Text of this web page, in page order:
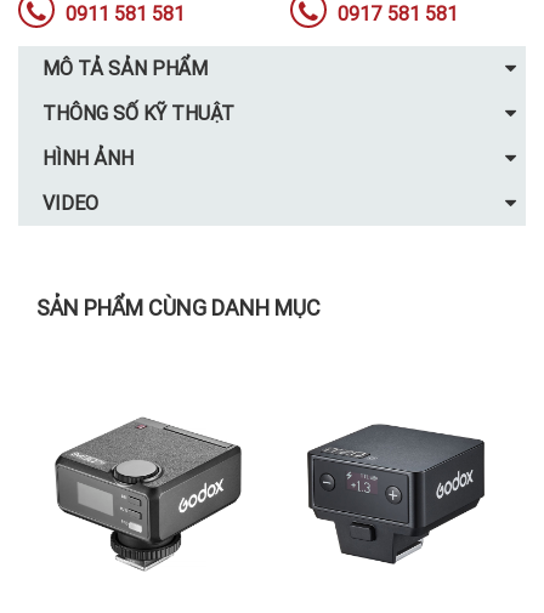
0911 581 581 0917 581 581
MÔ TẢ SẢN PHẨM
THÔNG SỐ KỸ THUẬT
HÌNH ẢNH
VIDEO
SẢN PHẨM CÙNG DANH MỤC